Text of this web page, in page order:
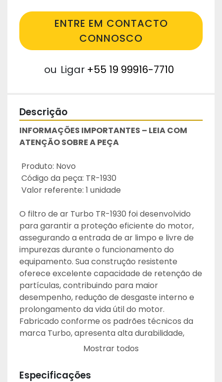
ENTRE EM CONTACTO
CONNOSCO
ou Ligar +55 19 99916-7710
Descrição
INFORMAÇÕES IMPORTANTES – LEIA COM
ATENÇÃO SOBRE A PEÇA
Produto: Novo
Código da peça: TR-1930
Valor referente: 1 unidade
O filtro de ar Turbo TR-1930 foi desenvolvido
para garantir a proteção eficiente do motor,
assegurando a entrada de ar limpo e livre de
impurezas durante o funcionamento do
equipamento. Sua construção resistente
oferece excelente capacidade de retenção de
partículas, contribuindo para maior
desempenho, redução de desgaste interno e
prolongamento da vida útil do motor.
Fabricado conforme os padrões técnicos da
marca Turbo, apresenta alta durabilidade,
eficiência de filtragem e compatibilidade ideal
específico, mantendo a performance e a
Mostrar todos
Especificações